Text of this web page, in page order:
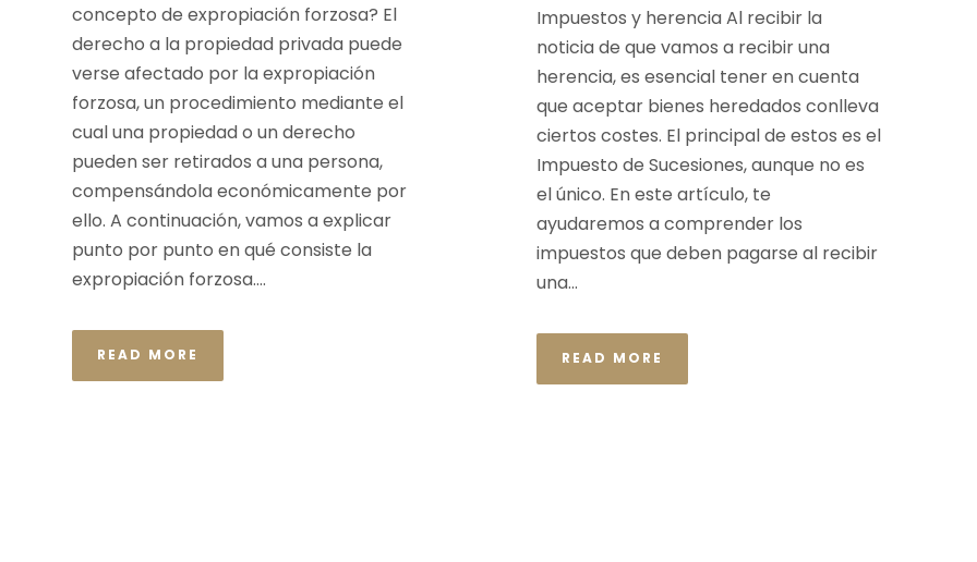
concepto de expropiación forzosa? El
derecho a la propiedad privada puede
verse afectado por la expropiación
forzosa, un procedimiento mediante el
cual una propiedad o un derecho
pueden ser retirados a una persona,
compensándola económicamente por
ello. A continuación, vamos a explicar
punto por punto en qué consiste la
expropiación forzosa....
READ MORE
Impuestos y herencia Al recibir la
noticia de que vamos a recibir una
herencia, es esencial tener en cuenta
que aceptar bienes heredados conlleva
ciertos costes. El principal de estos es el
Impuesto de Sucesiones, aunque no es
el único. En este artículo, te
ayudaremos a comprender los
impuestos que deben pagarse al recibir
una...
READ MORE